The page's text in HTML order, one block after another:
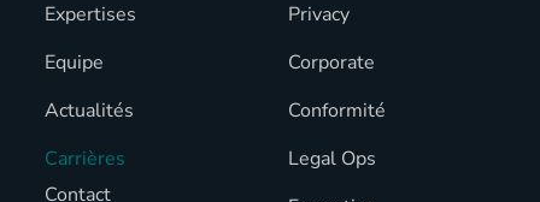
Expertises
Equipe
Actualités
Carrières
Contact
Privacy
Corporate
Conformité
Legal Ops